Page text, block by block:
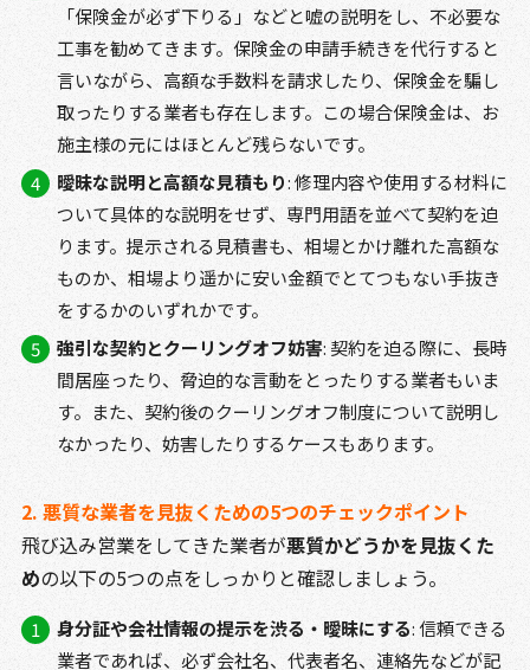
「保険金が必ず下りる」などと嘘の説明をし、不必要な
工事を勧めてきます。保険金の申請手続きを代行すると
言いながら、高額な手数料を請求したり、保険金を騙し
取ったりする業者も存在します。この場合保険金は、お
施主様の元にはほとんど残らないです。
曖昧な説明と高額な見積もり: 修理内容や使用する材料に
ついて具体的な説明をせず、専門用語を並べて契約を迫
ります。提示される見積書も、相場とかけ離れた高額な
ものか、相場より遥かに安い金額でとてつもない手抜き
をするかのいずれかです。
強引な契約とクーリングオフ妨害: 契約を迫る際に、長時
間居座ったり、脅迫的な言動をとったりする業者もいま
す。また、契約後のクーリングオフ制度について説明し
なかったり、妨害したりするケースもあります。
2. 悪質な業者を見抜くための5つのチェックポイント
飛び込み営業をしてきた業者が悪質かどうかを見抜くた
めの以下の5つの点をしっかりと確認しましょう。
身分証や会社情報の提示を渋る・曖昧にする: 信頼できる
業者であれば、必ず会社名、代表者名、連絡先などが記